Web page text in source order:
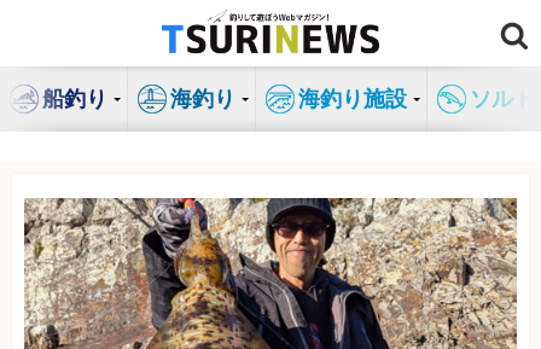
ン
船釣り 海釣り 海釣り施設 ソル